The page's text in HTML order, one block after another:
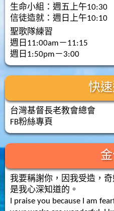
生命小組：週五上午10:30
信徒造就：週日上午10:10
聖歌隊練習
週日11:00am－11:15
週日1:50pm－3:00
快
台灣基督長老教會總會
FB粉絲專頁
我要稱謝你，因我受造，
是我心深知道的。
I praise you because I am